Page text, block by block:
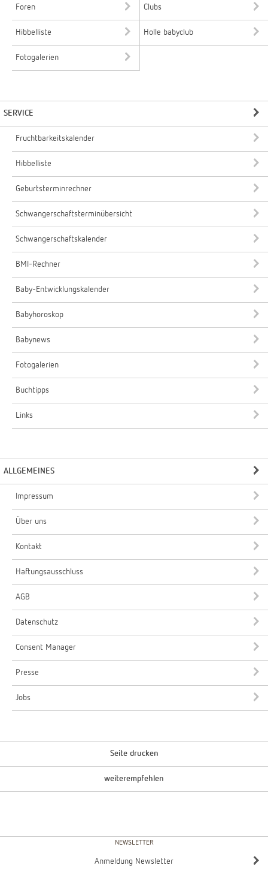
Foren Clubs
Hibbelliste Holle babyclub
Fotogalerien
SERVICE
Fruchtbarkeitskalender
Hibbelliste
Geburtsterminrechner
Schwangerschaftsterminübersicht
Schwangerschaftskalender
BMI-Rechner
Baby-Entwicklungskalender
Babyhoroskop
Babynews
Fotogalerien
Buchtipps
Links
ALLGEMEINES
Impressum
Über uns
Kontakt
Haftungsausschluss
AGB
Datenschutz
Consent Manager
Presse
Jobs
Seite drucken
weiterempfehlen
NEWSLETTER
Anmeldung Newsletter